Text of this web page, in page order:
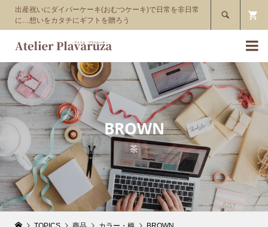
出産祝いにダイパーケーキ(おむつケーキ)で日常を非日常
に…想いをカタチにギフトを贈ろう


BROWN
茶